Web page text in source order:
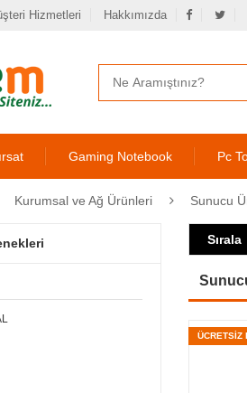
Hizmetleri Hakkımızda
Gaming Notebook Pc
Kurumsal ve Ağ Ürünleri Sunucu
Sırala
ÜCRETSİZ